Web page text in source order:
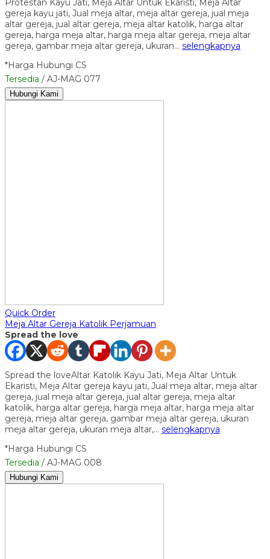
Protestan Kayu Jati, Meja Altar Untuk Ekaristi, Meja Altar
gereja kayu jati, Jual meja altar, meja altar gereja, jual meja
altar gereja, jual altar gereja, meja altar katolik, harga altar
gereja, harga meja altar, harga meja altar gereja, meja altar
gereja, gambar meja altar gereja, ukuran… selengkapnya
*Harga Hubungi CS
Tersedia / AJ-MAG 077
Hubungi Kami
Quick Order
Meja Altar Gereja Katolik Perjamuan
Spread the love
Spread the loveAltar Katolik Kayu Jati, Meja Altar Untuk
Ekaristi, Meja Altar gereja kayu jati, Jual meja altar, meja altar
gereja, jual meja altar gereja, jual altar gereja, meja altar
katolik, harga altar gereja, harga meja altar, harga meja altar
gereja, meja altar gereja, gambar meja altar gereja, ukuran
meja altar gereja, ukuran meja altar,… selengkapnya
*Harga Hubungi CS
Tersedia / AJ-MAG 008
Hubungi Kami